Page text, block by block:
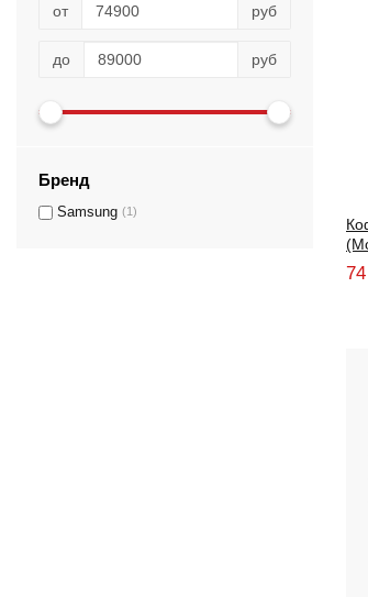
от руб
до руб
Бренд
Samsung (1)